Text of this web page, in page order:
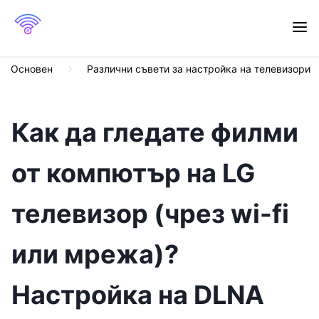
Основен Различни съвети за настройка на телевизори
Как да гледате филми
от компютър на LG
телевизор (чрез wi-fi
или мрежа)?
Настройка на DLNA